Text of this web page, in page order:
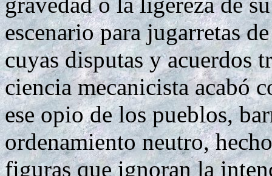
escenario para jugarretas
cuyas disputas y acuerdos
ciencia mecanicista acabó
ese opio de los pueblos,
ordenamiento neutro,
figuras que ignoran la